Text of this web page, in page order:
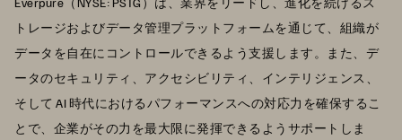
トレージおよびデータ管理プラットフォームを通じて、組織が
データを自在にコントロールできるよう支援します。また、デ
ータのセキュリティ、アクセシビリティ、インテリジェンス、
そして AI 時代におけるパフォーマンスへの対応力を確保するこ
とで、企業がその力を最大限に発揮できるようサポートしま